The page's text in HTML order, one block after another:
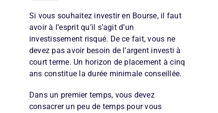
Si vous souhaitez investir en Bourse, il faut
avoir à l’esprit qu’il s’agit d’un
investissement risqué. De ce fait, vous ne
devez pas avoir besoin de l’argent investi à
court terme. Un horizon de placement à cinq
ans constitue la durée minimale conseillée.
Dans un premier temps, vous devez
consacrer un peu de temps pour vous